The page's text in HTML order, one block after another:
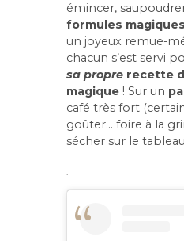
émincer,
formules magiques
un joyeux remue-
chacun s’est servi
sa propre recette
magique ! Sur un
café très fort
goûter… foire à la
sécher sur le